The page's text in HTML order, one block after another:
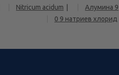
Nitricum acidum Алумина 9
0 9 натриев хлорид